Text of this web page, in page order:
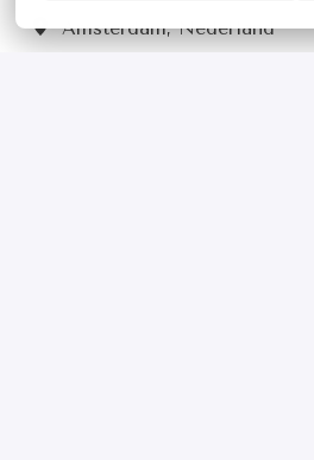
Amsterdam, Nederland